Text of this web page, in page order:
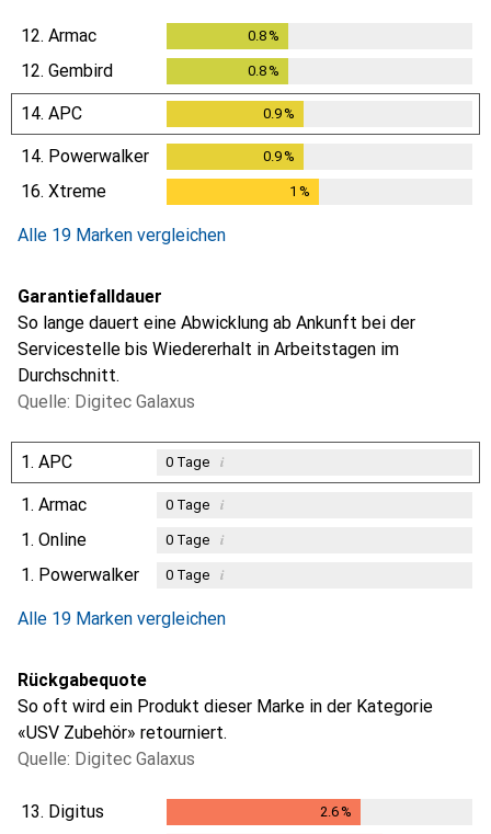
12. Armac 0.8 %
12. Gembird 0.8 %
14. APC 0.9%
14. Powerwalker 0.9%
16. Xtreme 1 %
Alle 19 Marken vergleichen
Garantiefalldauer
So lange dauert eine Abwicklung ab Ankunft bei der
Servicestelle bis Wiedererhalt in Arbeitstagen im
Durchschnitt.
Quelle: Digitec Galaxus
1. APC 0Tage i
1. Armac 0Tage i
1. Online 0Tage i
1. Powerwalker 0Tage i
Alle 19 Marken vergleichen
Rückgabequote
So oft wird ein Produkt dieser Marke in der Kategorie
«USV Zubehör» retourniert.
Quelle: Digitec Galaxus
13. Digitus 2.6%